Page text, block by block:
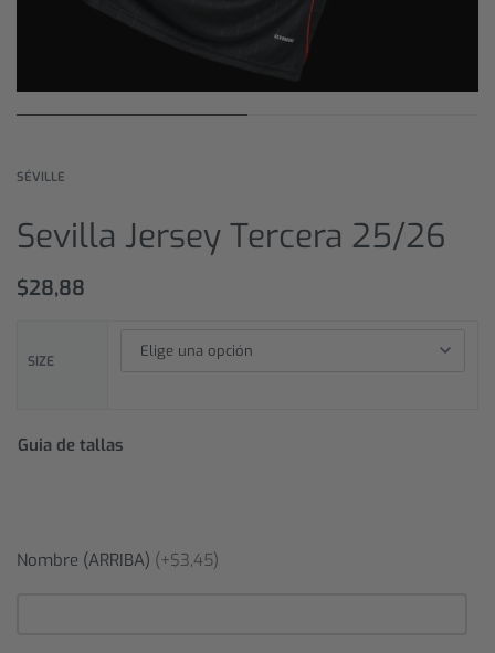
SÉVILLE
Sevilla Jersey Tercera 25/26
$28,88
SIZE
Guia de tallas
Nombre (ARRIBA) (+$3,45)